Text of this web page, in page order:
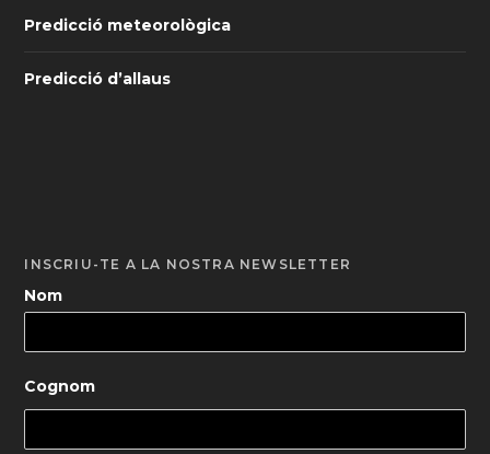
Predicció meteorològica
Predicció d’allaus
INSCRIU-TE A LA NOSTRA NEWSLETTER
Nom
Cognom